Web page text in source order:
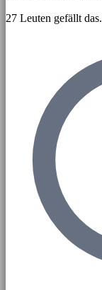
27 Leuten gefällt das.